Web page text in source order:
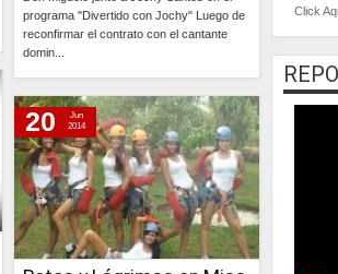
programa "Divertido con Jochy" Luego de
reconfirmar el contrato con el cantante
domin...
20
Jun
2014
Click